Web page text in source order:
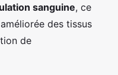
sanguine, ce
des tissus
de